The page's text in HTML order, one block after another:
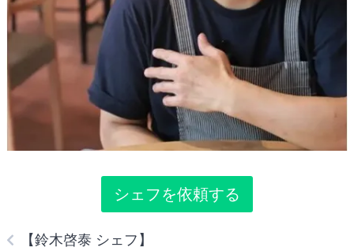
シェフを依頼する
【鈴木啓泰 シェフ】